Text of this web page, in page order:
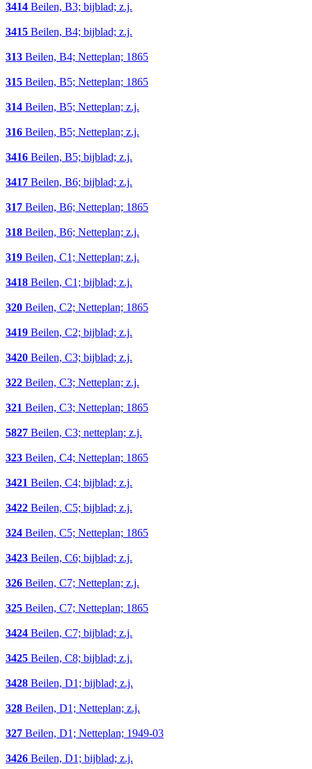
3414 Beilen, B3; bijblad; z.j.
3415 Beilen, B4; bijblad; z.j.
313 Beilen, B4; Netteplan; 1865
315 Beilen, B5; Netteplan; 1865
314 Beilen, B5; Netteplan; z.j.
316 Beilen, B5; Netteplan; z.j.
3416 Beilen, B5; bijblad; z.j.
3417 Beilen, B6; bijblad; z.j.
317 Beilen, B6; Netteplan; 1865
318 Beilen, B6; Netteplan; z.j.
319 Beilen, C1; Netteplan; z.j.
3418 Beilen, C1; bijblad; z.j.
320 Beilen, C2; Netteplan; 1865
3419 Beilen, C2; bijblad; z.j.
3420 Beilen, C3; bijblad; z.j.
322 Beilen, C3; Netteplan; z.j.
321 Beilen, C3; Netteplan; 1865
5827 Beilen, C3; netteplan; z.j.
323 Beilen, C4; Netteplan; 1865
3421 Beilen, C4; bijblad; z.j.
3422 Beilen, C5; bijblad; z.j.
324 Beilen, C5; Netteplan; 1865
3423 Beilen, C6; bijblad; z.j.
326 Beilen, C7; Netteplan; z.j.
325 Beilen, C7; Netteplan; 1865
3424 Beilen, C7; bijblad; z.j.
3425 Beilen, C8; bijblad; z.j.
3428 Beilen, D1; bijblad; z.j.
328 Beilen, D1; Netteplan; z.j.
327 Beilen, D1; Netteplan; 1949-03
3426 Beilen, D1; bijblad; z.j.